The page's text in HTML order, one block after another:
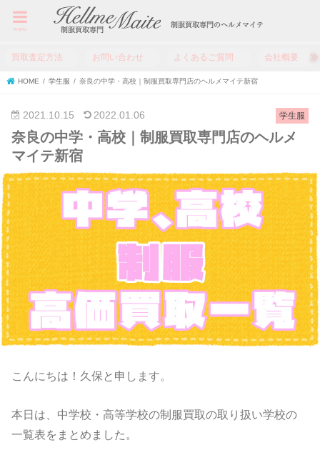
menu
買取査定方法 お問い合わせ よくあるご質問 会社概要
HOME 学生服 奈良の中学・高校｜制服買取専門店のヘルメマイテ新宿
学生服
2021.10.15 2022.01.06
奈良の中学・高校｜制服買取専門店のヘルメ
マイテ新宿
こんにちは！久保と申します。
本日は、中学校・高等学校の制服買取の取り扱い学校の
一覧表をまとめました。